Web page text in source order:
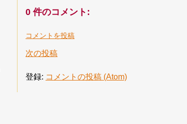
0 件のコメント:
コメントを投稿
次の投稿
登録: コメントの投稿 (Atom)